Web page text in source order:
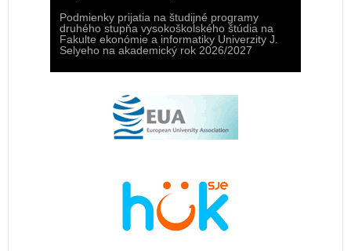
Podmienky prijatia na študijné programy
druhého stupňa vysokoškolského štúdia na
Fakulte ekonómie a informatiky Univerzity J.
Selyeho na akademický rok 2026/2027